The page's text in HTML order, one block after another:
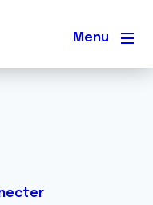
Menu